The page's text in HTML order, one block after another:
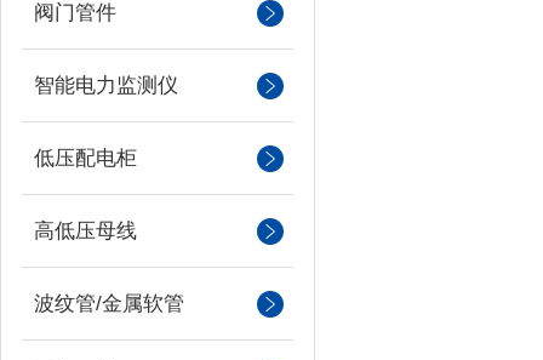
阀门管件
智能电力监测仪
低压配电柜
高低压母线
波纹管/金属软管